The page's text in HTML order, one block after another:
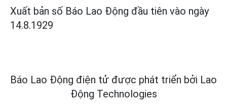
Xuất bản số Báo Lao Động đầu tiên vào ngày
14.8.1929
Báo Lao Động điện tử được phát triển bởi Lao
Động Technologies